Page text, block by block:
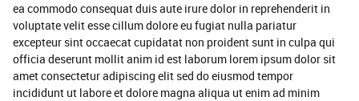
ea commodo consequat duis aute irure dolor in reprehenderit in
voluptate velit esse cillum dolore eu fugiat nulla pariatur
excepteur sint occaecat cupidatat non proident sunt in culpa qui
officia deserunt mollit anim id est laborum lorem ipsum dolor sit
amet consectetur adipiscing elit sed do eiusmod tempor
incididunt ut labore et dolore magna aliqua ut enim ad minim